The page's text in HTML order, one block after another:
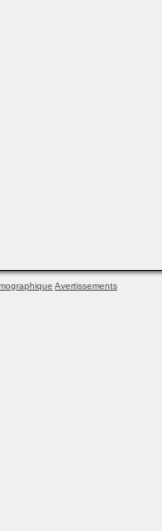
Avertissements